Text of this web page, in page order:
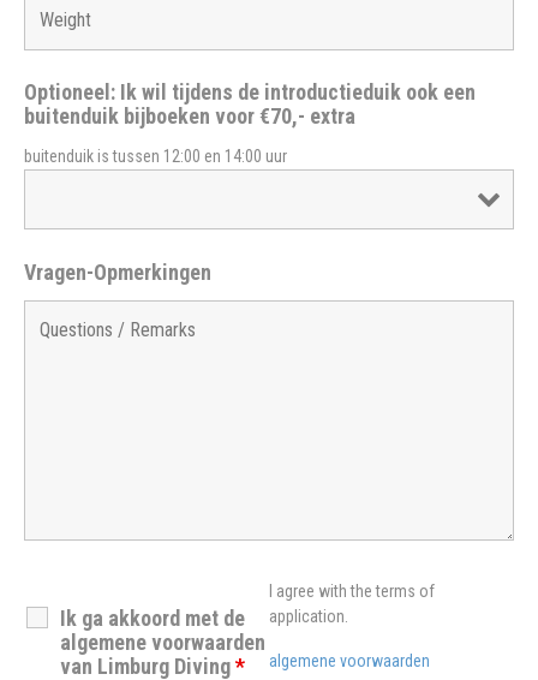
Optioneel: Ik wil tijdens de introductieduik ook een
buitenduik bijboeken voor €70,- extra
buitenduik is tussen 12:00 en 14:00 uur
Vragen-Opmerkingen
Ik ga akkoord met de
algemene voorwaarden
van Limburg Diving*
I agree with the terms of
application.
algemene voorwaarden